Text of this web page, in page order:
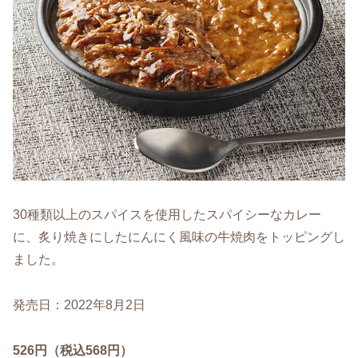
30種類以上のスパイスを使用したスパイシーなカレー
に、炙り焼きにしたにんにく風味の牛焼肉をトッピングし
ました。
発売日：2022年8月2日
526円（税込568円）